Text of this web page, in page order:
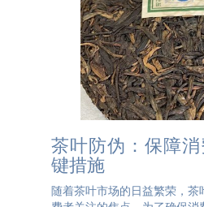
茶叶防伪：保障
键措施
随着茶叶市场的日益繁荣，茶